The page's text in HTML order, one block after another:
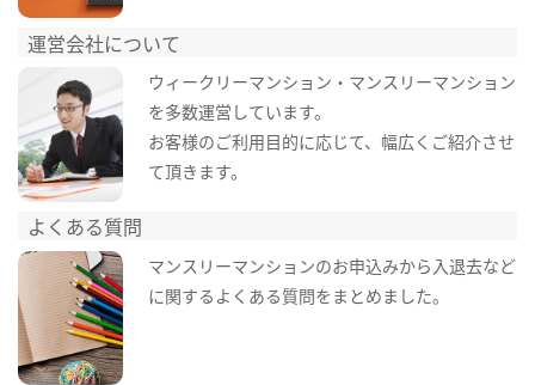
運営会社について
ウィークリーマンション・マンスリーマンション
を多数運営しています。
お客様のご利用目的に応じて、幅広くご紹介させ
て頂きます。
よくある質問
マンスリーマンションのお申込みから入退去など
に関するよくある質問をまとめました。